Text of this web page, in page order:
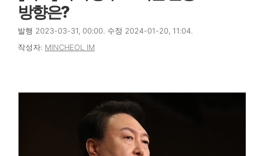
방향은?
발행 2023-03-31, 00:00. 수정 2024-01-20, 11:04.
작성자: MINCHEOL IM